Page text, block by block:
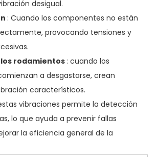
desigual.
: Cuando los componentes no están
provocando tensiones y
rodamientos : cuando los
a desgastarse, crean
característicos.
vibraciones permite la detección
lo que ayuda a prevenir fallas
la eficiencia general de la